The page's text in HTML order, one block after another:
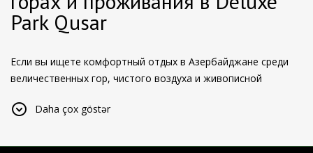
Park Qusar
Если вы ищете комфортный отдых в Азербайджане среди
величественных гор, чистого воздуха и живописной
для путешествия. Расположенный у подножия Большого
Азербайджана и ежегодно привлекает тысячи туристов
Daha çox göstər